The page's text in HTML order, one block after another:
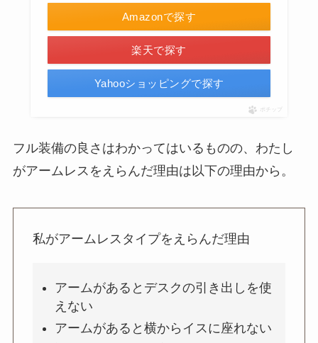
Amazonで探す
楽天で探す
Yahooショッピングで探す
ポチップ
フル装備の良さはわかってはいるものの、わたし
がアームレスをえらんだ理由は以下の理由から。
私がアームレスタイプをえらんだ理由
アームがあるとデスクの引き出しを使
えない
アームがあると横からイスに座れない